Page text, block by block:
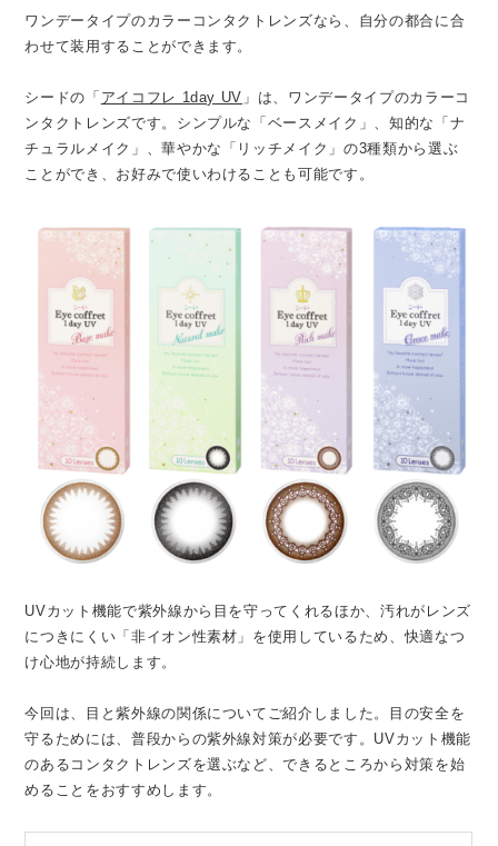
ワンデータイプのカラーコンタクトレンズなら、自分の都合に合
わせて装用することができます。
シードの「 アイコフレ 1day UV 」は、ワンデータイプのカラーコ
ンタクトレンズです。シンプルな「ベースメイク」、知的な「ナ
チュラルメイク」、華やかな「リッチメイク」の3種類から選ぶ
ことができ、お好みで使いわけることも可能です。
UVカット機能で紫外線から目を守ってくれるほか、汚れがレンズ
につきにくい「非イオン性素材」を使用しているため、快適なつ
け心地が持続します。
今回は、目と紫外線の関係についてご紹介しました。目の安全を
守るためには、普段からの紫外線対策が必要です。UVカット機能
のあるコンタクトレンズを選ぶなど、できるところから対策を始
めることをおすすめします。